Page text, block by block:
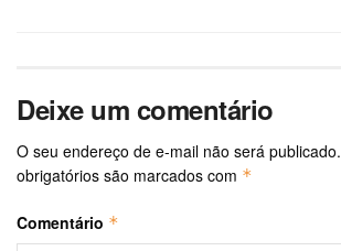
Deixe um comentário
O seu endereço de e-mail não será publicado.
obrigatórios são marcados com *
Comentário *